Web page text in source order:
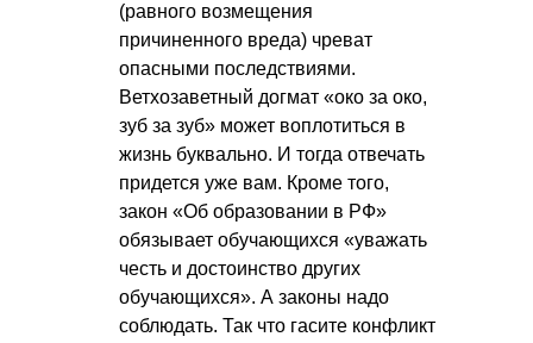
(равного возмещения
причиненного вреда) чреват
опасными последствиями.
Ветхозаветный догмат «око за око,
зуб за зуб» может воплотиться в
жизнь буквально. И тогда отвечать
придется уже вам. Кроме того,
закон «Об образовании в РФ»
обязывает обучающихся «уважать
честь и достоинство других
обучающихся». А законы надо
соблюдать. Так что гасите конфликт